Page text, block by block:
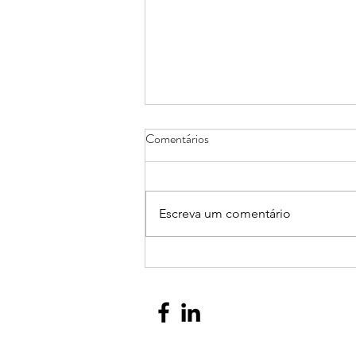
Conheça a Keynote de abertura
Comentários
Escreva um comentário